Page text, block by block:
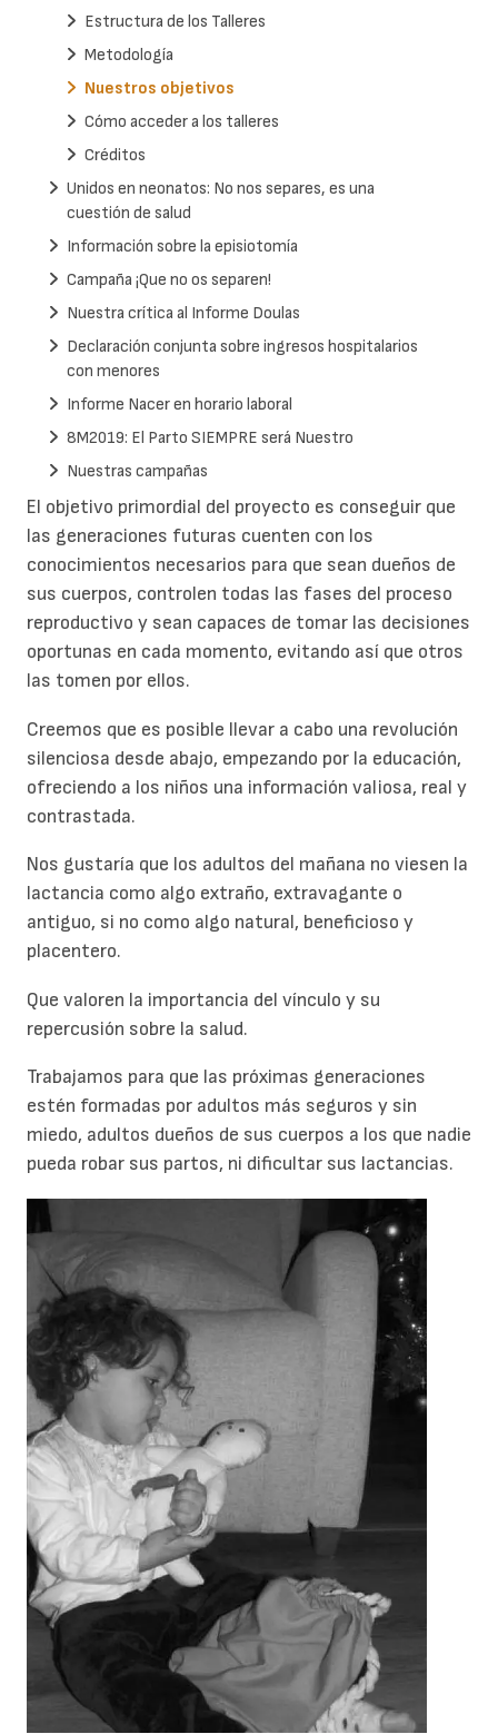
El objetivo primordial del proyecto es conseguir que
las generaciones futuras cuenten con los
conocimientos necesarios para que sean dueños de
sus cuerpos, controlen todas las fases del proceso
reproductivo y sean capaces de tomar las decisiones
oportunas en cada momento, evitando así que otros
las tomen por ellos.
Creemos que es posible llevar a cabo una revolución
silenciosa desde abajo, empezando por la educación,
ofreciendo a los niños una información valiosa, real y
contrastada.
Nos gustaría que los adultos del mañana no viesen la
lactancia como algo extraño, extravagante o
antiguo, si no como algo natural, beneficioso y
placentero.
Que valoren la importancia del vínculo y su
repercusión sobre la salud.
Trabajamos para que las próximas generaciones
estén formadas por adultos más seguros y sin
miedo, adultos dueños de sus cuerpos a los que nadie
pueda robar sus partos, ni dificultar sus lactancias.
Estructura de los Talleres
Metodología
Nuestros objetivos
Cómo acceder a los talleres
Créditos
Unidos en neonatos: No nos separes, es una
cuestión de salud
Información sobre la episiotomía
Campaña ¡Que no os separen!
Nuestra crítica al Informe Doulas
Declaración conjunta sobre ingresos hospitalarios
con menores
Informe Nacer en horario laboral
8M2019: El Parto SIEMPRE será Nuestro
Nuestras campañas